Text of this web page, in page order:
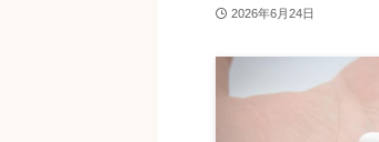
2026年6月24日